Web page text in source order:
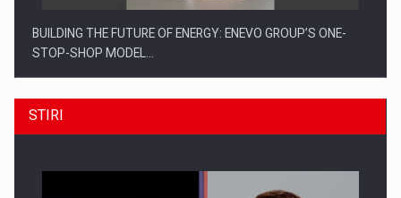
BUILDING THE FUTURE OF ENERGY: ENEVO GROUP’S ONE-
STOP-SHOP MODEL…
STIRI